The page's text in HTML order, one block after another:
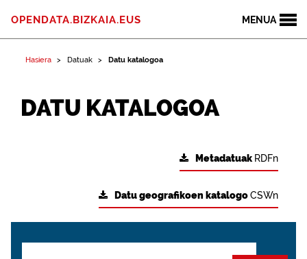
MENUA
OPENDATA.BIZKAIA.EUS
Hasiera Datuak Datu katalogoa
DATU KATALOGOA
Metadatuak RDFn
Datu geografikoen katalogoCSWn